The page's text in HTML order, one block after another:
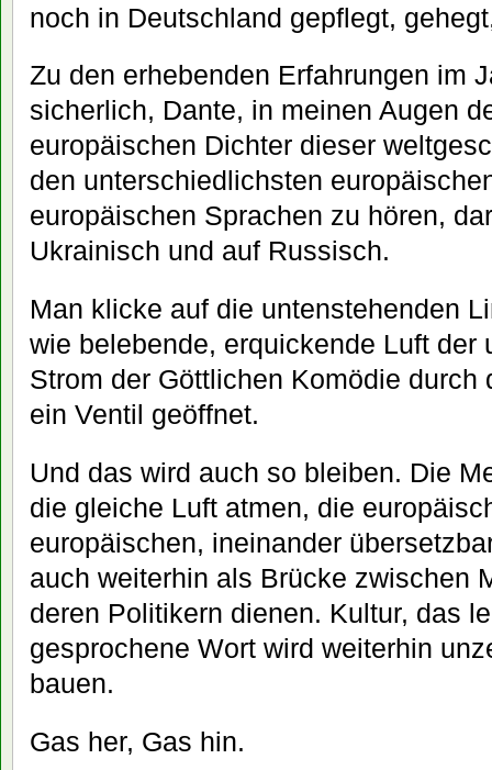
noch in Deutschland gepflegt,
Zu den erhebenden Erfahrungen im
sicherlich, Dante, in meinen Augen
europäischen Dichter dieser
den unterschiedlichsten
europäischen Sprachen zu hören,
Ukrainisch und auf Russisch.
Man klicke auf die untenstehenden
wie belebende, erquickende Luft der
Strom der Göttlichen Komödie durch
ein Ventil geöffnet.
Und das wird auch so bleiben. Die
die gleiche Luft atmen, die
europäischen, ineinander
auch weiterhin als Brücke zwischen
deren Politikern dienen. Kultur, das
gesprochene Wort wird weiterhin
bauen.
Gas her, Gas hin.